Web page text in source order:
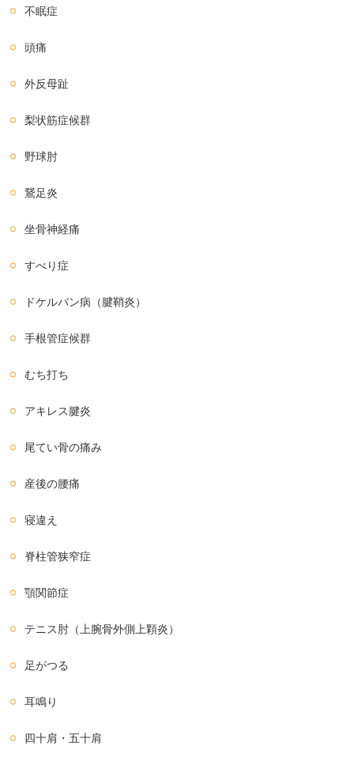
不眠症
頭痛
外反母趾
梨状筋症候群
野球肘
鵞足炎
坐骨神経痛
すべり症
ドケルバン病（腱鞘炎）
手根管症候群
むち打ち
アキレス腱炎
尾てい骨の痛み
産後の腰痛
寝違え
脊柱管狭窄症
顎関節症
テニス肘（上腕骨外側上顆炎）
足がつる
耳鳴り
四十肩・五十肩